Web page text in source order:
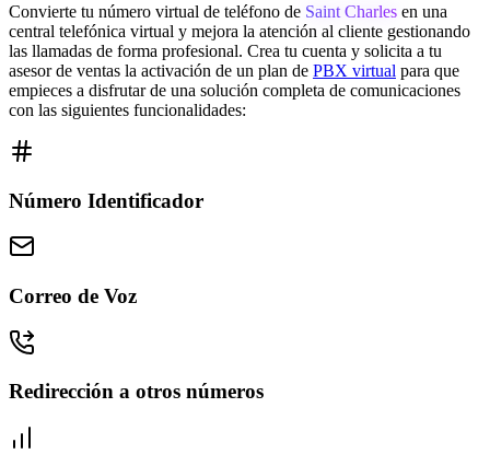
Convierte tu número virtual de teléfono de Saint Charles en una
central telefónica virtual y mejora la atención al cliente gestionando
las llamadas de forma profesional. Crea tu cuenta y solicita a tu
asesor de ventas la activación de un plan de PBX virtual para que
empieces a disfrutar de una solución completa de comunicaciones
con las siguientes funcionalidades:
Número Identificador
Correo de Voz
Redirección a otros números